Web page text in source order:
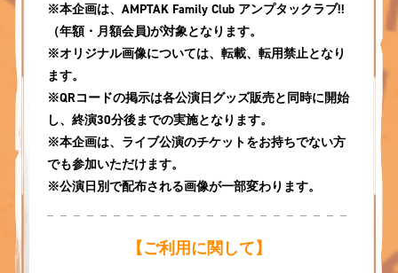
※本企画は、AMPTAK Family Club アンプタックラブ!!
（年額・月額会員)が対象となります。
※オリジナル画像については、転載、転用禁止となり
ます。
※QRコードの掲示は各公演日グッズ販売と同時に開始
し、終演30分後までの実施となります。
※本企画は、ライブ公演のチケットをお持ちでない方
でも参加いただけます。
※公演日別で配布される画像が一部変わります。
【ご利用に関して】